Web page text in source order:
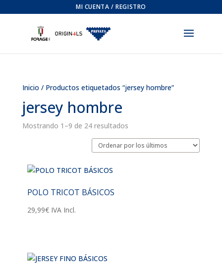
MI CUENTA / REGISTRO
Inicio / Productos etiquetados “jersey hombre”
jersey hombre
Mostrando 1–9 de 24 resultadosOrdenado
por
los
POLO TRICOT BÁSICOS
29,99€ IVA Incl.